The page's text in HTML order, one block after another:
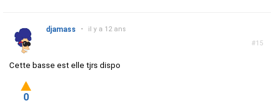
#15
djamass • il y a 12 ans
Cette basse est elle tjrs dispo
0